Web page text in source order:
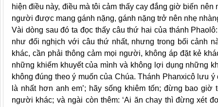
hiện điều này, điều mà tôi cảm thấy cay đắng giờ biến
người được mang gánh nặng, gánh nặng trở nên nhẹ
Vài dòng sau đó ta đọc thấy câu thứ hai của thánh
như đối nghịch với câu thứ nhất, nhưng trong bối cảnh
khác, cần phải thông cảm mọi người, không áp đặt kẻ
những khiếm khuyết của mình và không lợi dụng những
không đúng theo ý muốn của Chúa. Thánh Phanxicô lưu
là nhất hơn anh em’; hãy sống khiêm tốn; đừng bao
người khác; và ngài còn thêm: ‘Ai ăn chay thì đừng xét